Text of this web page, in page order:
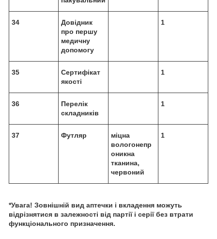
34
Довідник
про першу
медичну
допомогу
1
35
Сертифікат
якості
1
36
Перелік
складників
1
37 Футляр
міцна
вологонепр
оникна
тканина,
червоний
1
*Увага! Зовнішній вид аптечки і вкладення можуть
відрізнятися в залежності від партії і серії без втрати
функціонального призначення.